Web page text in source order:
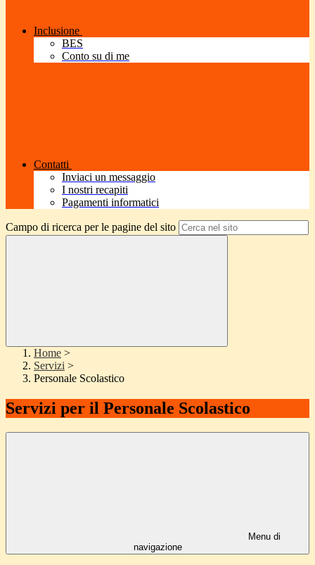
Inclusione
BES
Conto su di me
Contatti
Inviaci un messaggio
I nostri recapiti
Pagamenti informatici
Campo di ricerca per le pagine del sito
Home >
Servizi >
Personale Scolastico
Servizi per il Personale Scolastico
Menu di
navigazione